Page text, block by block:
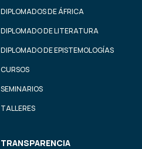
DIPLOMADOS DE ÁFRICA
DIPLOMADO DE LITERATURA
DIPLOMADO DE EPISTEMOLOGÍAS
CURSOS
SEMINARIOS
TALLERES
TRANSPARENCIA